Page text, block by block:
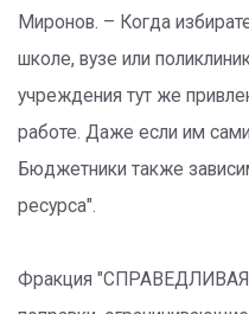
Миронов. – Когда
школе, вузе или
учреждения тут же
работе. Даже если им
Бюджетники также
ресурса".
Фракция "СПРАВЕДЛИВАЯ